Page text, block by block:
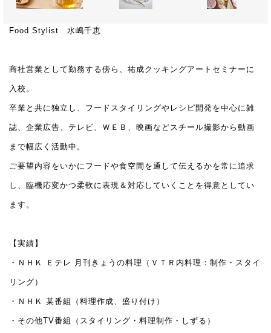
Food Stylist 水嶋千恵
商社営業として勤務する傍ら、祐成クッキングアートセミナーに
入校。
卒業と共に独立し、フードスタイリングやレシピ開発を中心に雑
誌、企業広告、テレビ、ＷＥＢ、映画などスチール撮影から動画
まで幅広く活動中。
ご要望内容をいかにフードや食空間を通して伝えるかを常に追求
し、臨機応変かつ柔軟に表現＆対応していくことを得意としてい
ます。
【実績】
・ＮＨＫ Ｅテレ 月刊きょうの料理（ＶＴＲ内料理：制作・スタイ
リング）
・ＮＨＫ 某番組（料理作成、盛り付け）
・その他TV番組（スタイリング・料理制作・しずる）